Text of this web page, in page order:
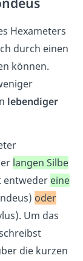
Hexameters
durch einen
können.
lebendiger
langen Silbe
entweder eine
oder
Um das
die kurzen